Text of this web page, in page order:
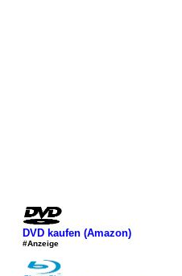
DVD kaufen (Amazon)
#Anzeige